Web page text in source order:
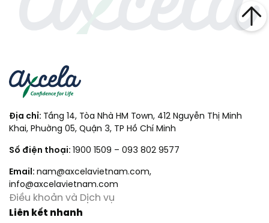
Địa chỉ: Tầng 14, Tòa Nhà HM Town, 412 Nguyễn Thị Minh
Khai, Phuờng 05, Quận 3, TP Hồ Chí Minh
Số điện thoại: 1900 1509 – 093 802 9577
Email: nam@axcelavietnam.com,
info@axcelavietnam.com
Điều khoản và Dịch vụ
Liên kết nhanh